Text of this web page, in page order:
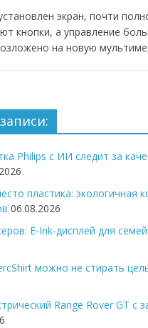
экран, почти
кнопки, а управление
на новую
Philips с ИИ следит за
пластика: экологичная
06.08.2026
E-Ink-дисплей для
можно не стирать
Range Rover GT с